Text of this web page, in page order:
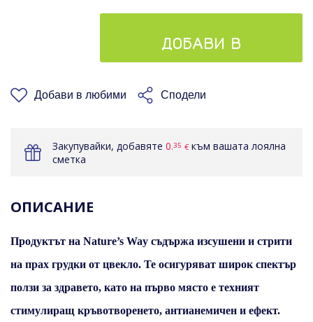
ДОБАВИ В
КОШНИЦАТА
Добави в любими Сподели
Закупувайки, добавяте 0.35 € към вашата лоялна
сметка
ОПИСАНИЕ
Продуктът на Nature’s Way съдържа изсушени и стрити
на прах грудки от цвекло. Те осигуряват широк спектър
ползи за здравето, като на първо място е техният
стимулиращ кръвотворенето, антианемичен и ефект.